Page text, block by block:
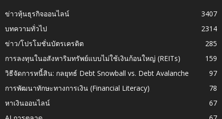
ข่าวหุ้นธุรกิจออนไลน์
3407
บทความทั่วไป
2314
ข่าว/โปรโมชั่นบัตรเครดิต
285
การลงทุนในอสังหาริมทรัพย์แบบไม่ใช้เงินก้อนใหญ่ (REITs)
159
วิธีจัดการหนี้สิน: กลยุทธ์ Debt Snowball vs. Debt Avalanche
97
การพัฒนาทักษะทางการเงิน (Financial Literacy)
78
หาเงินออนไลน์
67